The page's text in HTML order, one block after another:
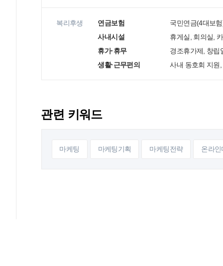
복리후생 연금보험
국민연금(4대보
사내시설
휴게실, 회의실,
휴가·휴무
경조휴가제, 창립
생활·근무편의
사내 동호회 지원
관련 키워드
마케팅 마케팅기획 마케팅전략 온라인